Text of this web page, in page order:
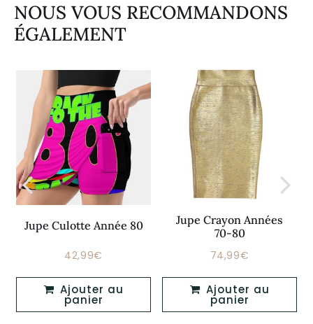
NOUS VOUS RECOMMANDONS
ÉGALEMENT
Jupe Culotte Année 80
Prix
42,99€
panier
Jupe Crayon Années
70-80
Prix
74,99€
panier